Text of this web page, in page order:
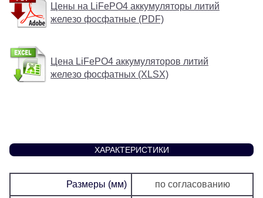
Цены на LiFePO4 аккумуляторы литий
железо фосфатные (PDF)
Цена LiFePO4 аккумуляторов литий
железо фосфатных (XLSX)
ХАРАКТЕРИСТИКИ
Размеры (мм) по согласованию